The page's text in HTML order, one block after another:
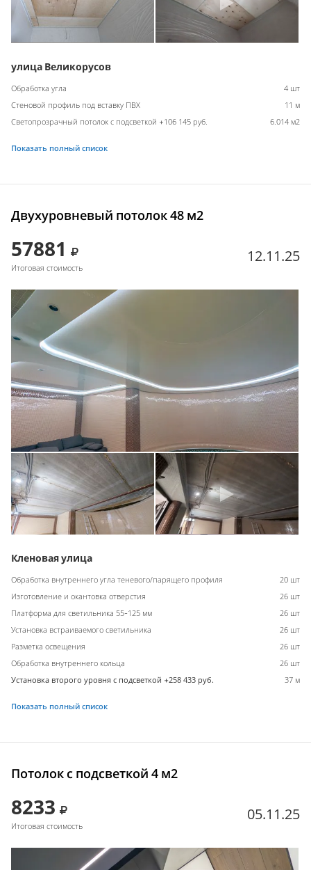
улица Великорусов
Обработка угла
4 шт
Стеновой профиль под вставку ПВХ
11 м
Светопрозрачный потолок с подсветкой +106 145 руб.
6.014 м2
Показать полный список
Двухуровневый потолок 48 м2
57881
Итоговая стоимость
12.11.25
Кленовая улица
Обработка внутреннего угла теневого/парящего профиля
20 шт
Изготовление и окантовка отверстия
26 шт
Платформа для светильника 55-125 мм
26 шт
Установка встраиваемого светильника
26 шт
Разметка освещения
26 шт
Обработка внутреннего кольца
26 шт
Установка второго уровня с подсветкой +258 433 руб.
37 м
Показать полный список
Потолок с подсветкой 4 м2
8233
Итоговая стоимость
05.11.25